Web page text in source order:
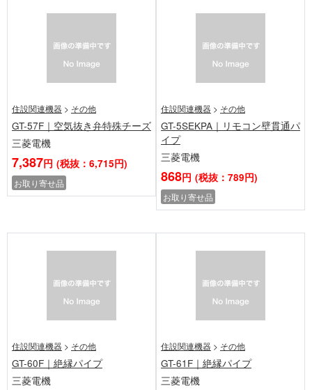
住設関連機器 > その他
GT-57F｜空気抜き弁特殊チーズ
三菱電機
7,387円 (税抜：6,715円)
お取り寄せ品
住設関連機器 > その他
GT-5SEKPA｜リモコン壁貫通パ
イプ
三菱電機
868円 (税抜：789円)
お取り寄せ品
住設関連機器 > その他
GT-60F｜絶縁パイプ
三菱電機
住設関連機器 > その他
GT-61F｜絶縁パイプ
三菱電機